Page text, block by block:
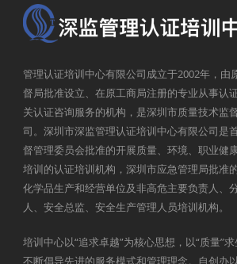
管理认证培训中心有限公司成立于2002年，由
督局批准设立、在原工商局注册的专业从事认
关认证咨询服务的机构，是深圳市质量技术监
司。深圳市深监管理认证培训中心有限公司是
督管理委员会批准的开展质量、环境、职业健
培训的认证培训机构，深圳市应急管理局批准
化学品生产和经营单位及非高危主要负责人、
人、安全总监、安全生产管理人员培训机构。
培训中心以“追求卓越”为核心思想，以“质量”求
不断倡导先进的服务模式和管理理念。自创办